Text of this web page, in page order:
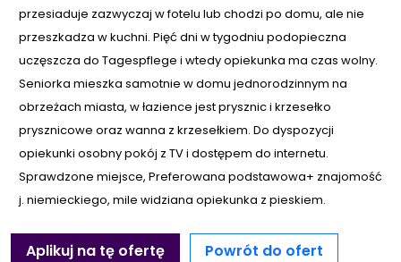
przesiaduje zazwyczaj w fotelu lub chodzi po domu, ale nie
przeszkadza w kuchni. Pięć dni w tygodniu podopieczna
uczęszcza do Tagespflege i wtedy opiekunka ma czas wolny.
Seniorka mieszka samotnie w domu jednorodzinnym na
obrzeżach miasta, w łazience jest prysznic i krzesełko
prysznicowe oraz wanna z krzesełkiem. Do dyspozycji
opiekunki osobny pokój z TV i dostępem do internetu.
Sprawdzone miejsce, Preferowana podstawowa+ znajomość
j. niemieckiego, mile widziana opiekunka z pieskiem.
Aplikuj na tę ofertę Powrót do ofert